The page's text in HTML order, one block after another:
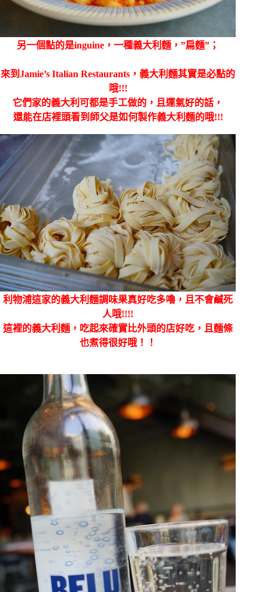
另一個點的是inguine，一種義大利麵，”扁麵”；
來到Jamie’s Italian Restaurants，義大利麵其實是必點的
哦!!!
它們家的義大利可都是手工做的，且運氣好的話，
還能在店裡頭看到師父是如何製作義大利麵的哦!!!
利物浦這家的義大利麵調味果真好吃多嚕，且不會鹹死
人哦!!!!
這裡的義大利麵，吃起來確實比外頭的店好吃，且麵條
也煮得很好哦！！